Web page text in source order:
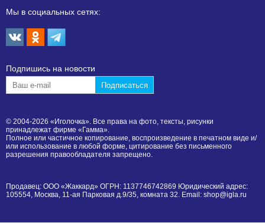
Мы в социальных сетях:
Подпишиcь на новости
© 2004-2026 «Иголочка». Все права на фото, тексты, рисунки
принадлежат фирме «Гамма».
Полное или частичное копирование, воспроизведение в печатном виде и/
или использование в любой форме, цитирование без письменного
разрешения правообладателя запрещено.
Продавец: ООО «Жаккард» ОГРН: 1137746742869 Юридический адрес:
105554, Москва, 11-ая Парковая д.9/35, комната 32. Email: shop@igla.ru